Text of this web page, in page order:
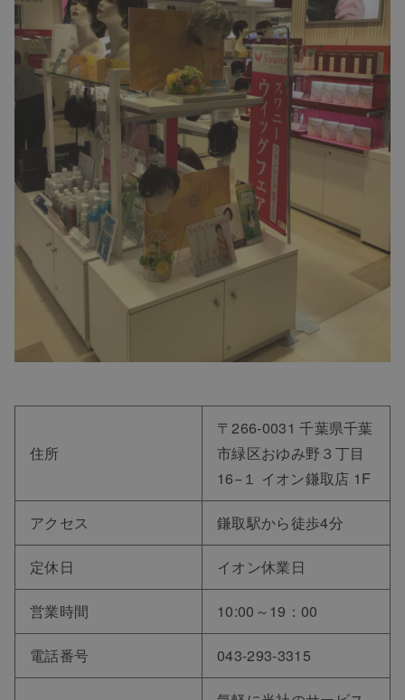
住所
〒266-0031 千葉県千葉
市緑区おゆみ野３丁目
16−１ イオン鎌取店 1F
アクセス 鎌取駅から徒歩4分
定休日 イオン休業日
営業時間 10:00～19：00
電話番号 043-293-3315